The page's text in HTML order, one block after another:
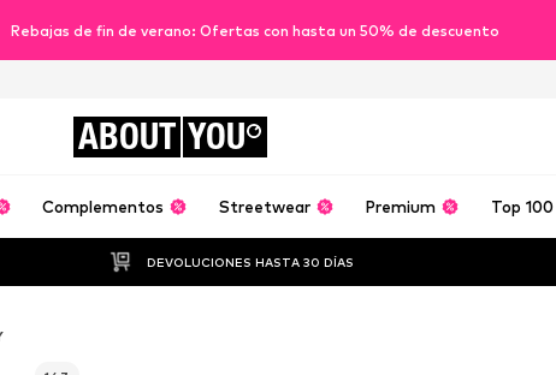
Rebajas de fin de verano: Ofertas con hasta un 50% de descuento
ABOUT YOU
Complementos Streetwear Premium Top 100
DEVOLUCIONES HASTA 30 DÍAS